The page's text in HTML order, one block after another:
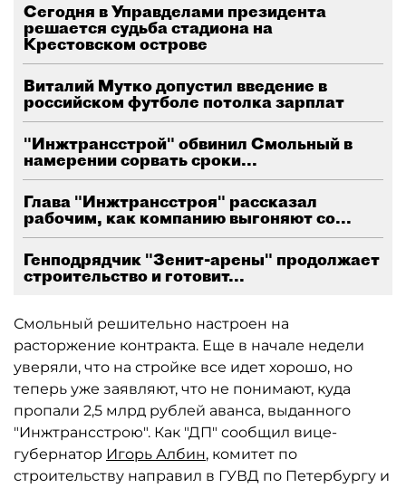
Сегодня в Управделами президента
решается судьба стадиона на
Крестовском острове
Виталий Мутко допустил введение в
российском футболе потолка зарплат
"Инжтрансстрой" обвинил Смольный в
намерении сорвать сроки...
Глава "Инжтрансстроя" рассказал
рабочим, как компанию выгоняют со...
Генподрядчик "Зенит-арены" продолжает
строительство и готовит...
Смольный решительно настроен на
расторжение контракта. Еще в начале недели
уверяли, что на стройке все идет хорошо, но
теперь уже заявляют, что не понимают, куда
пропали 2,5 млрд рублей аванса, выданного
"Инжтрансстрою". Как "ДП" сообщил вице-
губернатор Игорь Албин, комитет по
строительству направил в ГУВД по Петербургу и